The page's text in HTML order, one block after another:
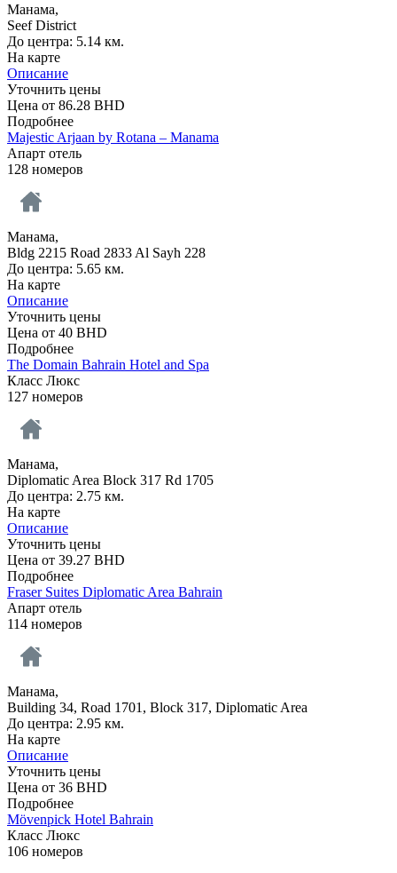
Манама,
Seef District
До центра: 5.14 км.
На карте
Описание
Уточнить цены
Цена от 86.28 BHD
Подробнее
Majestic Arjaan by Rotana – Manama
Апарт отель
128 номеров
Манама,
Bldg 2215 Road 2833 Al Sayh 228
До центра: 5.65 км.
На карте
Описание
Уточнить цены
Цена от 40 BHD
Подробнее
The Domain Bahrain Hotel and Spa
Класс Люкс
127 номеров
Манама,
Diplomatic Area Block 317 Rd 1705
До центра: 2.75 км.
На карте
Описание
Уточнить цены
Цена от 39.27 BHD
Подробнее
Fraser Suites Diplomatic Area Bahrain
Апарт отель
114 номеров
Манама,
Building 34, Road 1701, Block 317, Diplomatic Area
До центра: 2.95 км.
На карте
Описание
Уточнить цены
Цена от 36 BHD
Подробнее
Mövenpick Hotel Bahrain
Класс Люкс
106 номеров